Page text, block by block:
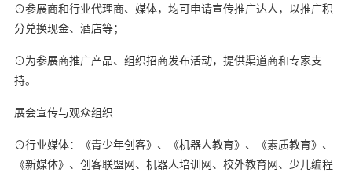
⊙参展商和行业代理商、媒体，均可申请宣传推广达人，以推广积
分兑换现金、酒店等；
⊙为参展商推广产品、组织招商发布活动，提供渠道商和专家支
持。
展会宣传与观众组织
⊙行业媒体：《青少年创客》、《机器人教育》、《素质教育》、
《新媒体》、创客联盟网、机器人培训网、校外教育网、少儿编程